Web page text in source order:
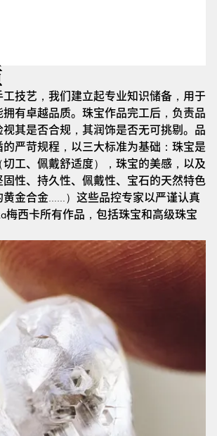
技艺，我们建立起专业知识储备，用于
有卓越品质。珠宝作品完工后，负责品
其是否合规，其润饰是否无可挑剔。品
严苛规程，以三大标准为基础：珠宝是
工、佩戴舒适度），珠宝的美感，以及
性、持久性、佩戴性、宝石的天然特色
黄金合金……）这些品控专家以严谨认真
梅西卡所有作品，包括珠宝和高级珠宝